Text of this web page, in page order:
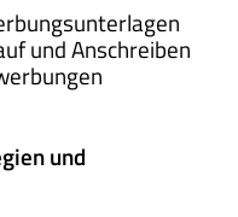
und Anschreiben
und